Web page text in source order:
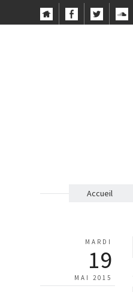
Accueil
MARDI
19
MAI 2015